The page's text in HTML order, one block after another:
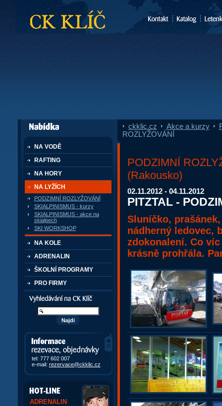
CK Klíč
dále nabízí
NA VODĚ
RAFTING
NA HORY
NA LYŽÍCH
PODZIMNÍ ROZLYŽOVÁNÍ
SKIALPINISMUS - kurzy
SKIALPINISMUS - akce na
skialpech
SKI WORKSHOP
NA KOLE
ADRENALIN
ŠKOLNÍ PROGRAMY
PRO FIRMY
Vyhledávání kurzů a akcí
Informace, rezervace,
objedávky
tel: 777 602 007
e-mail: rezervace@ckklic.cz
ADRENALIN
ckklic.cz Akce a kurzy»
ROZLYŽOVÁNÍ
PODZIMNÍ
(Rakousko)
02.11.2012 - 04.11.2012
PITZTAL -
Sluníčko,
nádherný ledovec,
zdokonalení. Co
krásně prohřála.